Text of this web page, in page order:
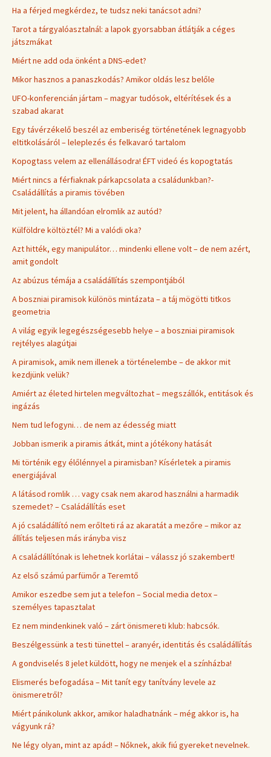
Ha a férjed megkérdez, te tudsz neki tanácsot adni?
Tarot a tárgyalóasztalnál: a lapok gyorsabban átlátják a céges
játszmákat
Miért ne add oda önként a DNS-edet?
Mikor hasznos a panaszkodás? Amikor oldás lesz belőle
UFO-konferencián jártam – magyar tudósok, eltérítések és a
szabad akarat
Egy távérzékelő beszél az emberiség történetének legnagyobb
eltitkolásáról – leleplezés és felkavaró tartalom
Kopogtass velem az ellenállásodra! ÉFT videó és kopogtatás
Miért nincs a férfiaknak párkapcsolata a családunkban?-
Családállítás a piramis tövében
Mit jelent, ha állandóan elromlik az autód?
Külföldre költöztél? Mi a valódi oka?
Azt hitték, egy manipulátor… mindenki ellene volt – de nem azért,
amit gondolt
Az abúzus témája a családállítás szempontjából
A boszniai piramisok különös mintázata – a táj mögötti titkos
geometria
A világ egyik legegészségesebb helye – a boszniai piramisok
rejtélyes alagútjai
A piramisok, amik nem illenek a történelembe – de akkor mit
kezdjünk velük?
Amiért az életed hirtelen megváltozhat – megszállók, entitások és
ingázás
Nem tud lefogyni… de nem az édesség miatt
Jobban ismerik a piramis átkát, mint a jótékony hatását
Mi történik egy élőlénnyel a piramisban? Kísérletek a piramis
energiájával
A látásod romlik … vagy csak nem akarod használni a harmadik
szemedet? – Családállítás eset
A jó családállító nem erőlteti rá az akaratát a mezőre – mikor az
állítás teljesen más irányba visz
A családállítónak is lehetnek korlátai – válassz jó szakembert!
Az első számú parfümőr a Teremtő
Amikor eszedbe sem jut a telefon – Social media detox –
személyes tapasztalat
Ez nem mindenkinek való – zárt önismereti klub: habcsók.
Beszélgessünk a testi tünettel – aranyér, identitás és családállítás
A gondviselés 8 jelet küldött, hogy ne menjek el a színházba!
Elismerés befogadása – Mit tanít egy tanítvány levele az
önismeretről?
Miért pánikolunk akkor, amikor haladhatnánk – még akkor is, ha
vágyunk rá?
Ne légy olyan, mint az apád! – Nőknek, akik fiú gyereket nevelnek.